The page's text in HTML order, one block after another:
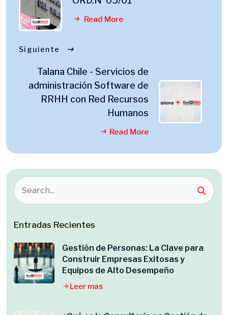
Read More
Siguiente
Talana Chile - Servicios de
administración Software de
RRHH con Red Recursos
Humanos
Read More
Entradas Recientes
Gestión de Personas: La Clave para
Construir Empresas Exitosas y
Equipos de Alto Desempeño
Leer mas